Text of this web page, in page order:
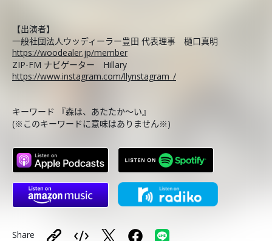
【出演者】
一般社団法人ウッディーラー豊田 代表理事 樋口真明
https://woodealer.jp/member
ZIP-FM ナビゲーター Hillary
https://www.instagram.com/llynstagram_/
キーワード 『森は、あたたか〜い』
(※このキーワードに意味はありません※)
Share